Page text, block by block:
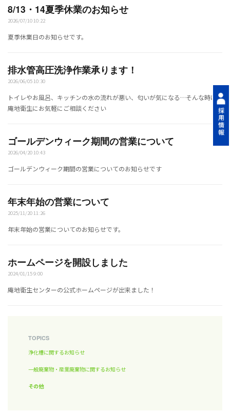
8/13・14夏季休業のお知らせ
2026/07/10 10:22
夏季休業日のお知らせです。
排水管高圧洗浄作業承ります！
2026/06/05 10:30
トイレやお風呂、キッチンの水の流れが悪い、匂いが気になる…そんな時は
庵地衛生にお気軽にご相談ください
ゴールデンウィーク期間の営業について
2026/04/20 10:43
ゴールデンウィーク期間の営業についてのお知らせです
年末年始の営業について
2025/11/20 11:26
年末年始の営業についてのお知らせです。
ホームページを開設しました
2024/01/15 9:00
庵地衛生センターの公式ホームページが出来ました！
TOPICS
浄化槽に関するお知らせ
一般廃棄物・産業廃棄物に関するお知らせ
その他